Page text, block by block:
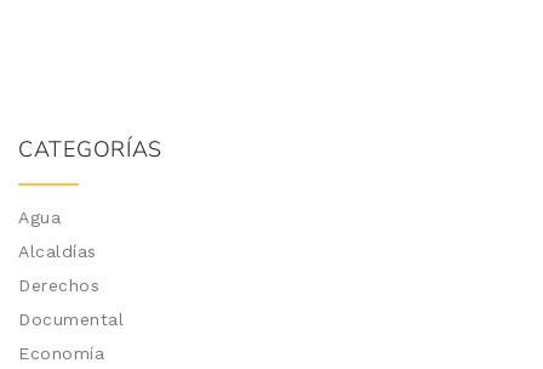
CATEGORÍAS
Agua
Alcaldías
Derechos
Documental
Economía